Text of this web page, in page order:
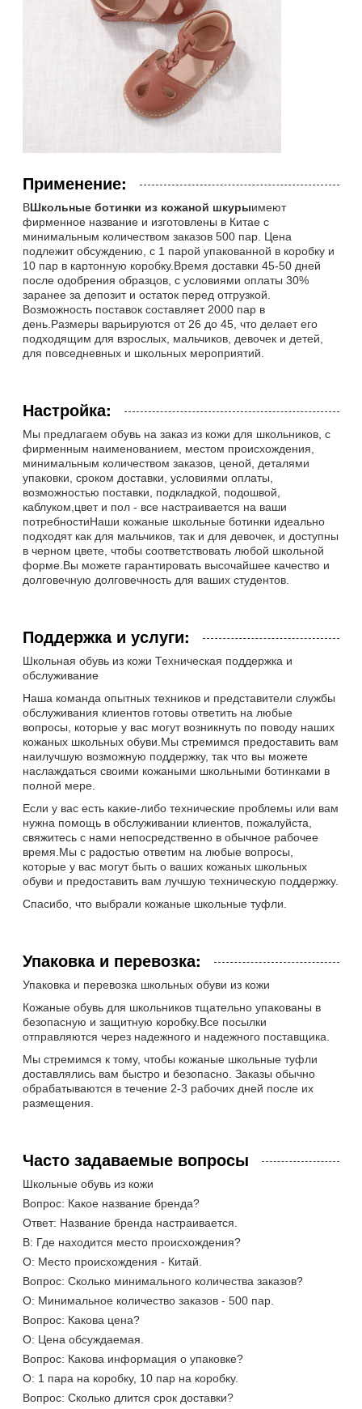
Применение:
ВШкольные ботинки из кожаной шкурыимеют
фирменное название и изготовлены в Китае с
минимальным количеством заказов 500 пар. Цена
подлежит обсуждению, с 1 парой упакованной в коробку и
10 пар в картонную коробку.Время доставки 45-50 дней
после одобрения образцов, с условиями оплаты 30%
заранее за депозит и остаток перед отгрузкой.
Возможность поставок составляет 2000 пар в
день.Размеры варьируются от 26 до 45, что делает его
подходящим для взрослых, мальчиков, девочек и детей,
для повседневных и школьных мероприятий.
Настройка:
Мы предлагаем обувь на заказ из кожи для школьников, с
фирменным наименованием, местом происхождения,
минимальным количеством заказов, ценой, деталями
упаковки, сроком доставки, условиями оплаты,
возможностью поставки, подкладкой, подошвой,
каблуком,цвет и пол - все настраивается на ваши
потребностиНаши кожаные школьные ботинки идеально
подходят как для мальчиков, так и для девочек, и доступны
в черном цвете, чтобы соответствовать любой школьной
форме.Вы можете гарантировать высочайшее качество и
долговечную долговечность для ваших студентов.
Поддержка и услуги:
Школьная обувь из кожи Техническая поддержка и
обслуживание
Наша команда опытных техников и представители службы
обслуживания клиентов готовы ответить на любые
вопросы, которые у вас могут возникнуть по поводу наших
кожаных школьных обуви.Мы стремимся предоставить вам
наилучшую возможную поддержку, так что вы можете
наслаждаться своими кожаными школьными ботинками в
полной мере.
Если у вас есть какие-либо технические проблемы или вам
нужна помощь в обслуживании клиентов, пожалуйста,
свяжитесь с нами непосредственно в обычное рабочее
время.Мы с радостью ответим на любые вопросы,
которые у вас могут быть о ваших кожаных школьных
обуви и предоставить вам лучшую техническую поддержку.
Спасибо, что выбрали кожаные школьные туфли.
Упаковка и перевозка:
Упаковка и перевозка школьных обуви из кожи
Кожаные обувь для школьников тщательно упакованы в
безопасную и защитную коробку.Все посылки
отправляются через надежного и надежного поставщика.
Мы стремимся к тому, чтобы кожаные школьные туфли
доставлялись вам быстро и безопасно. Заказы обычно
обрабатываются в течение 2-3 рабочих дней после их
размещения.
Часто задаваемые вопросы
Школьные обувь из кожи
Вопрос: Какое название бренда?
Ответ: Название бренда настраивается.
В: Где находится место происхождения?
О: Место происхождения - Китай.
Вопрос: Сколько минимального количества заказов?
О: Минимальное количество заказов - 500 пар.
Вопрос: Какова цена?
О: Цена обсуждаемая.
Вопрос: Какова информация о упаковке?
О: 1 пара на коробку, 10 пар на коробку.
Вопрос: Сколько длится срок доставки?